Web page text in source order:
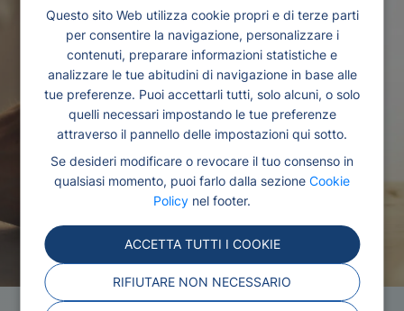
Questo sito Web utilizza cookie propri e di terze parti
per consentire la navigazione, personalizzare i
contenuti, preparare informazioni statistiche e
analizzare le tue abitudini di navigazione in base alle
tue preferenze. Puoi accettarli tutti, solo alcuni, o solo
quelli necessari impostando le tue preferenze
attraverso il pannello delle impostazioni qui sotto.
Se desideri modificare o revocare il tuo consenso in
qualsiasi momento, puoi farlo dalla sezione Cookie
Policy nel footer.
ACCETTA TUTTI I COOKIE
RIFIUTARE NON NECESSARIO